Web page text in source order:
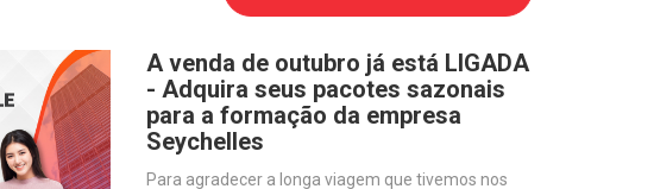
A venda de outubro já está LIGADA
- Adquira seus pacotes sazonais
para a formação da empresa
Seychelles
Para agradecer a longa viagem que tivemos nos